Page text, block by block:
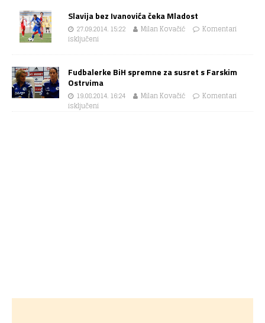
Slavija bez Ivanovića čeka Mladost
27.09.2014. 15:22 Milan Kovačić
Komentari
isključeni
Fudbalerke BiH spremne za susret s Farskim
Ostrvima
19.08.2014. 16:24 Milan Kovačić
Komentari
isključeni